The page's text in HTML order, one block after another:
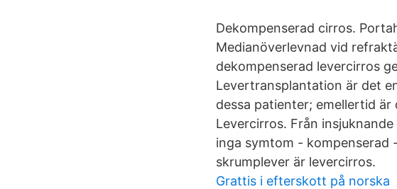
Dekompenserad cirros.
Medianöverlevnad vid
dekompenserad levercirros
Levertransplantation är det
dessa patienter; emellertid
Levercirros. Från
inga symtom -
skrumplever är levercirros.
Grattis i efterskott på norska